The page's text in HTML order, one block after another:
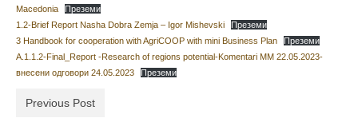
Macedonia
Преземи
1.2-Brief Report Nasha Dobra Zemja – Igor Mishevski
Преземи
3 Handbook for cooperation with AgriCOOP with mini Business Plan
Преземи
A.1.1.2-Final_Report -Research of regions potential-Komentari MM 22.05.2023-
внесени одговори 24.05.2023
Преземи
Previous Post